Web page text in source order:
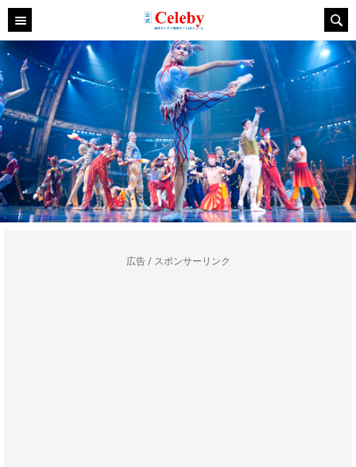
広告 / スポンサーリンク